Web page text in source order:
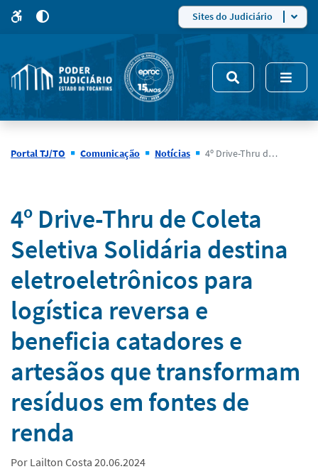
site
5
modo
de
alto
Sites do Judiciário
Portal TJ/TO Comunicação Notícias 4º Drive-Thru de Coleta Seletiva Solidária destina eletroeletrônicos para logística reversa e beneficia catadores e artesãos que transformam resíduos em fontes de renda
Notícias
4º Drive-Thru de Coleta
Seletiva Solidária destina
eletroeletrônicos para
logística reversa e
beneficia catadores e
artesãos que transformam
resíduos em fontes de
renda
Por Lailton Costa 20.06.2024